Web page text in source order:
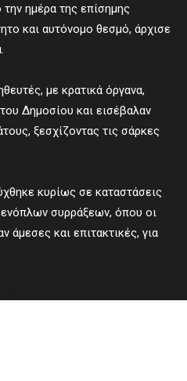
ημέρα της επίσημης
και αυτόνομο θεσμό, άρχισε
με κρατικά όργανα,
Δημοσίου και εισέβαλαν
ξεσχίζοντας τις σάρκες
κυρίως σε καταστάσεις
ενόπλων συρράξεων, όπου οι
άμεσες και επιτακτικές, για